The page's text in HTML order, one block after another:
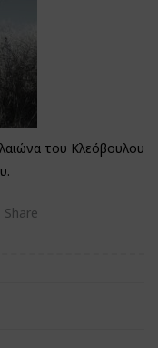
του Κλεόβουλου
Share